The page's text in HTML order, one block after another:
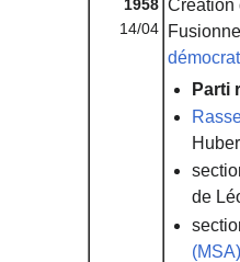
1958
14/04
Parti
de
(MSA)